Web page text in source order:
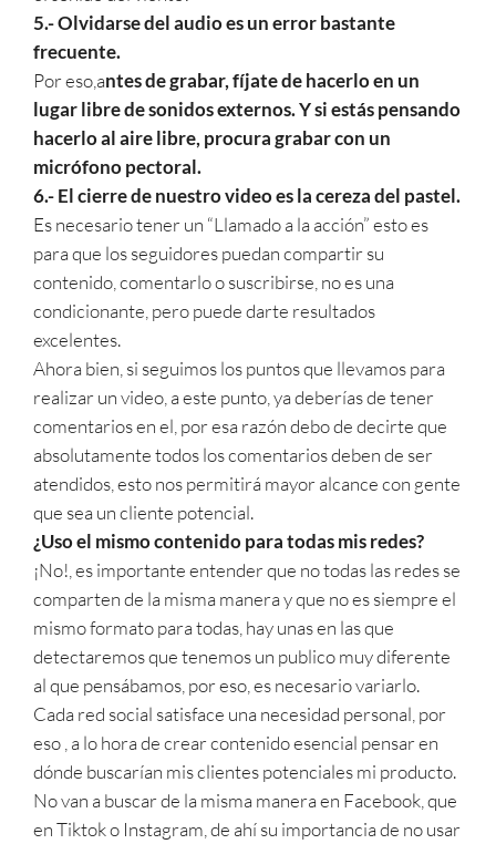
5.- Olvidarse del audio es un error bastante
frecuente.
Por eso,antes de grabar, fíjate de hacerlo en un
lugar libre de sonidos externos. Y si estás pensando
hacerlo al aire libre, procura grabar con un
micrófono pectoral.
6.- El cierre de nuestro video es la cereza del pastel.
Es necesario tener un “Llamado a la acción” esto es
para que los seguidores puedan compartir su
contenido, comentarlo o suscribirse, no es una
condicionante, pero puede darte resultados
excelentes.
Ahora bien, si seguimos los puntos que llevamos para
realizar un video, a este punto, ya deberías de tener
comentarios en el, por esa razón debo de decirte que
absolutamente todos los comentarios deben de ser
atendidos, esto nos permitirá mayor alcance con gente
que sea un cliente potencial.
¿Uso el mismo contenido para todas mis redes?
¡No!, es importante entender que no todas las redes se
comparten de la misma manera y que no es siempre el
mismo formato para todas, hay unas en las que
detectaremos que tenemos un publico muy diferente
al que pensábamos, por eso, es necesario variarlo.
Cada red social satisface una necesidad personal, por
eso , a lo hora de crear contenido esencial pensar en
dónde buscarían mis clientes potenciales mi producto.
No van a buscar de la misma manera en Facebook, que
en Tiktok o Instagram, de ahí su importancia de no usar